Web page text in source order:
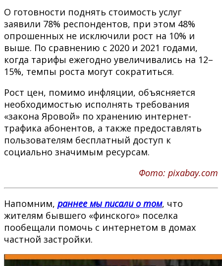
О готовности поднять стоимость услуг
заявили 78% респондентов, при этом 48%
опрошенных не исключили рост на 10% и
выше. По сравнению с 2020 и 2021 годами,
когда тарифы ежегодно увеличивались на 12–
15%, темпы роста могут сократиться.
Рост цен, помимо инфляции, объясняется
необходимостью исполнять требования
«закона Яровой» по хранению интернет-
трафика абонентов, а также предоставлять
пользователям бесплатный доступ к
социально значимым ресурсам.
Фото: pixabay.com
Напомним, раннее мы писали о том, что
жителям бывшего «финского» поселка
пообещали помочь с интернетом в домах
частной застройки.